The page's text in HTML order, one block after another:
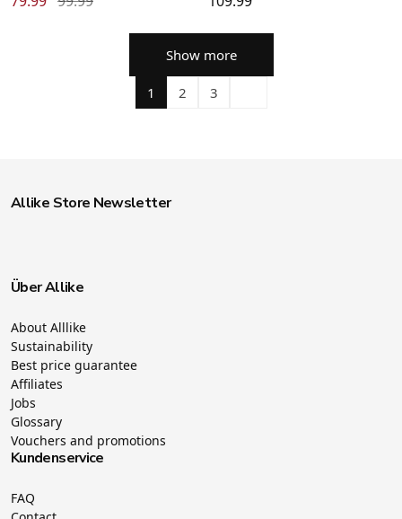
Show more
1 2 3
Allike Store Newsletter
Über Allike
About Alllike
Sustainability
Best price guarantee
Affiliates
Jobs
Glossary
Vouchers and promotions
Kundenservice
FAQ